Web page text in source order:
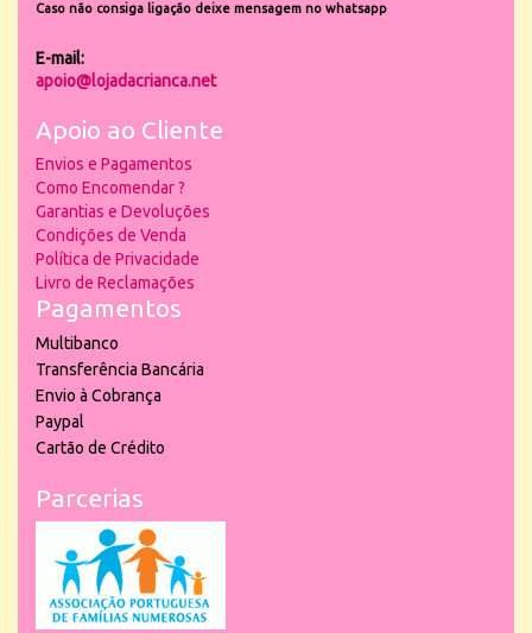
Caso não consiga ligação deixe mensagem no whatsapp
E-mail:
apoio@lojadacrianca.net
Apoio ao Cliente
Envios e Pagamentos
Como Encomendar ?
Garantias e Devoluções
Condições de Venda
Política de Privacidade
Livro de Reclamações
Pagamentos
Multibanco
Transferência Bancária
Envio à Cobrança
Paypal
Cartão de Crédito
Parcerias